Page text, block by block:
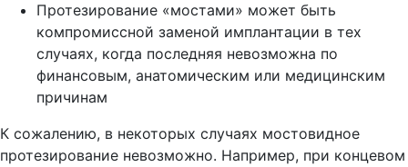
Протезирование «мостами» может быть
компромиссной заменой имплантации в тех
случаях, когда последняя невозможна по
финансовым, анатомическим или медицинским
причинам
К сожалению, в некоторых случаях мостовидное
протезирование невозможно. Например, при концевом